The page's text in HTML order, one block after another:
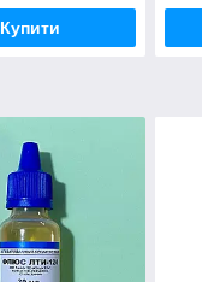
Купити